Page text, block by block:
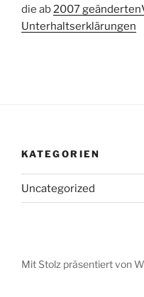
die ab2007
Unterhaltserklärungen
KATEGORIEN
Uncategorized
Mit Stolz präsentiert von